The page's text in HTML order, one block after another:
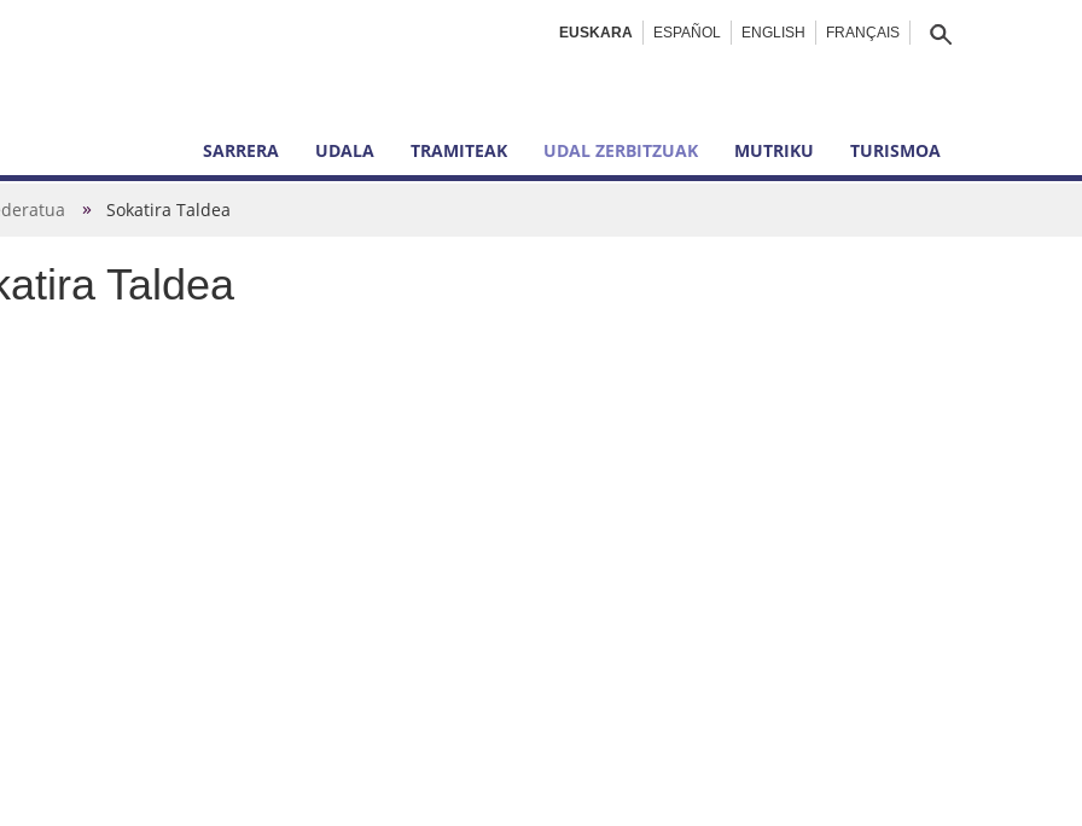
EUSKARA ESPAÑOL ENGLISH FRANÇAIS
SARRERA UDALA TRAMITEAK UDAL ZERBITZUAK MUTRIKU TURISMOA
Sokatira Taldea
Taldea